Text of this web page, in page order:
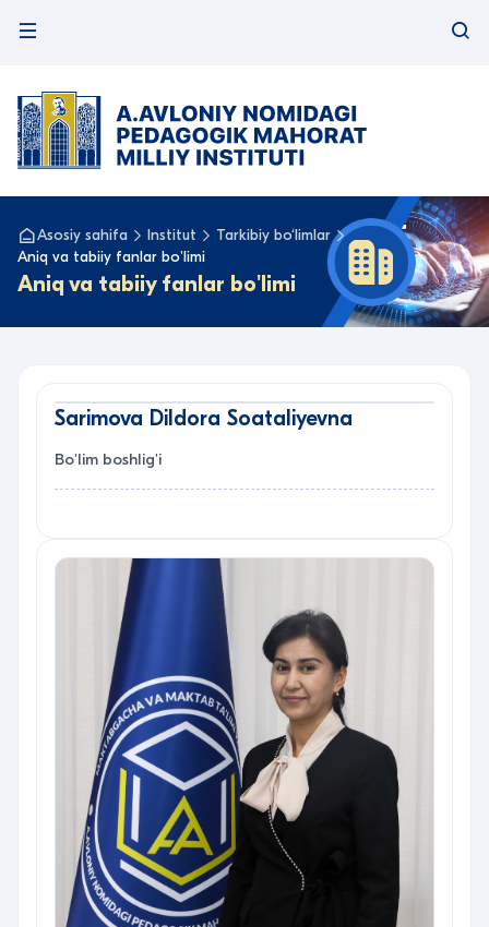
Asosiy sahifa Institut
Tarkibiy bo‘limlar
Aniq va tabiiy fanlar bo'limi
Aniq va tabiiy fanlar bo'limi
Sarimova Dildora Soataliyevna
Bo'lim boshlig'i